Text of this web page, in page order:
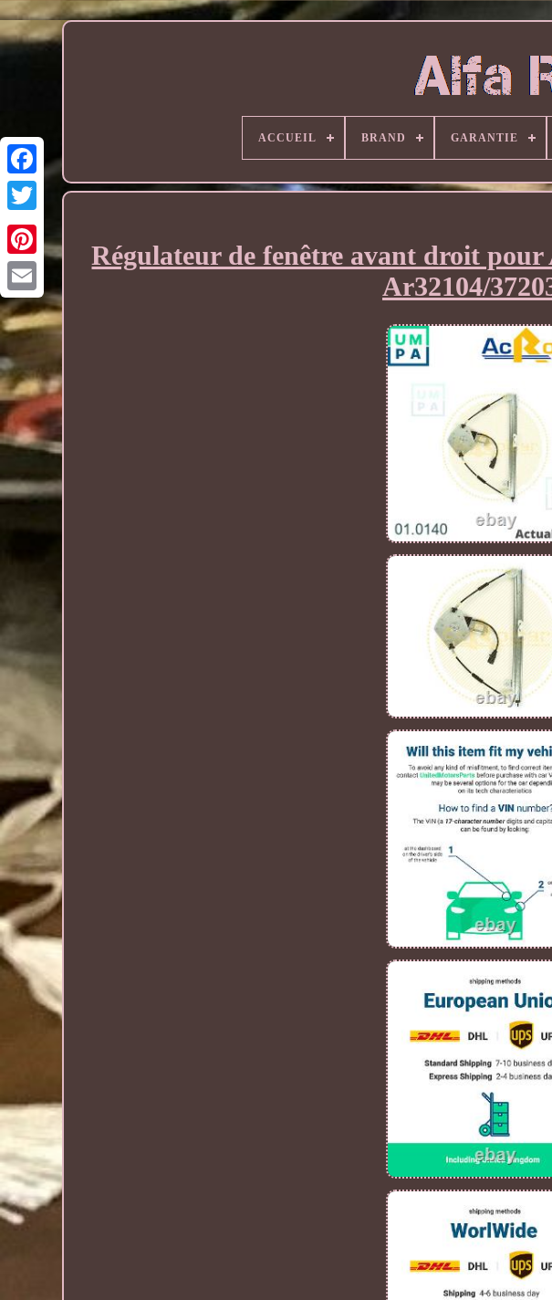
ACCUEIL BRAND GARANTIE
Régulateur de fenêtre avant droit pour
Ar32104/